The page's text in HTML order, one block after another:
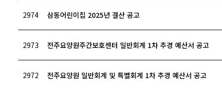
2974 삼동어린이집 2025년 결산 공고
2973 전주요양원주간보호센터 일반회계 1차 추경 예산서 공고
2972 전주요양원 일반회계 및 특별회계 1차 추경 예산서 공고